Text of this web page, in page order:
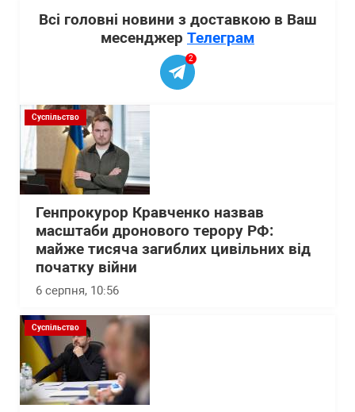
Всі головні новини з доставкою в Ваш
месенджер Телеграм
2
Суспільство
Генпрокурор Кравченко назвав
масштаби дронового терору РФ:
майже тисяча загиблих цивільних від
початку війни
6 серпня, 10:56
Суспільство